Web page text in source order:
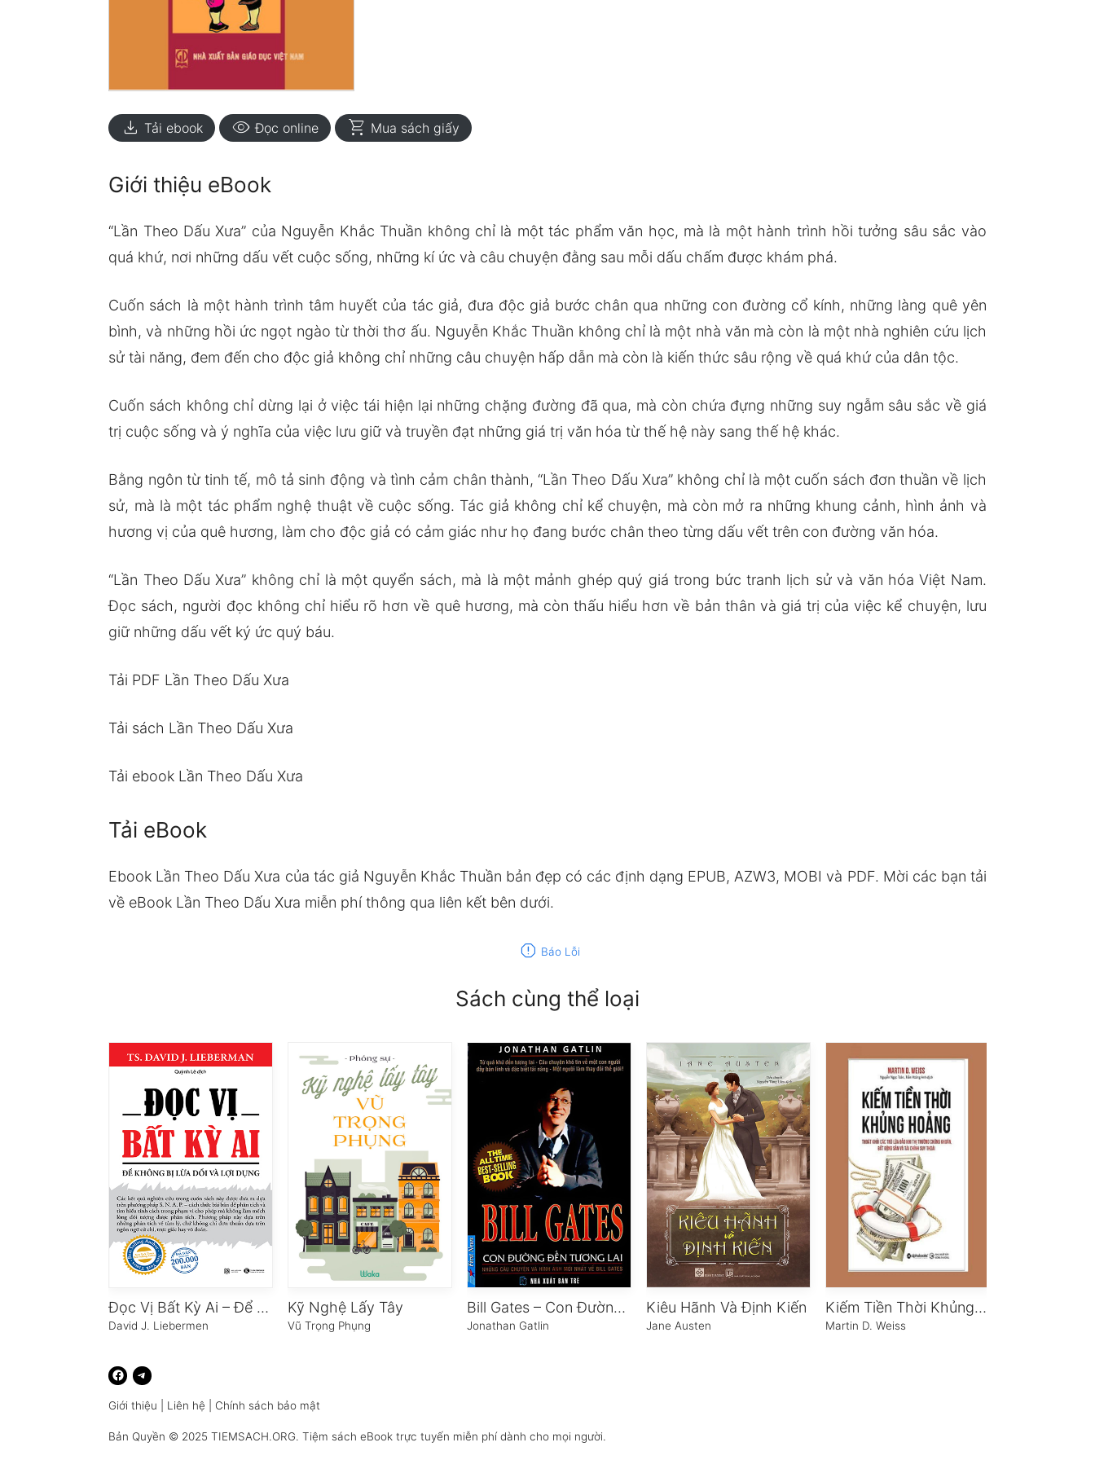
download Tải ebook visibility Đọc online shopping_cart Mua sách giấy
Giới thiệu eBook
“Lần Theo Dấu Xưa” của Nguyễn Khắc Thuần không chỉ là một tác phẩm văn học, mà là một hành trình hồi tưởng sâu sắc vào
quá khứ, nơi những dấu vết cuộc sống, những kí ức và câu chuyện đằng sau mỗi dấu chấm được khám phá.
Cuốn sách là một hành trình tâm huyết của tác giả, đưa độc giả bước chân qua những con đường cổ kính, những làng quê yên
bình, và những hồi ức ngọt ngào từ thời thơ ấu. Nguyễn Khắc Thuần không chỉ là một nhà văn mà còn là một nhà nghiên cứu lịch
sử tài năng, đem đến cho độc giả không chỉ những câu chuyện hấp dẫn mà còn là kiến thức sâu rộng về quá khứ của dân tộc.
Cuốn sách không chỉ dừng lại ở việc tái hiện lại những chặng đường đã qua, mà còn chứa đựng những suy ngẫm sâu sắc về giá
trị cuộc sống và ý nghĩa của việc lưu giữ và truyền đạt những giá trị văn hóa từ thế hệ này sang thế hệ khác.
Bằng ngôn từ tinh tế, mô tả sinh động và tình cảm chân thành, “Lần Theo Dấu Xưa” không chỉ là một cuốn sách đơn thuần về lịch
sử, mà là một tác phẩm nghệ thuật về cuộc sống. Tác giả không chỉ kể chuyện, mà còn mở ra những khung cảnh, hình ảnh và
hương vị của quê hương, làm cho độc giả có cảm giác như họ đang bước chân theo từng dấu vết trên con đường văn hóa.
“Lần Theo Dấu Xưa” không chỉ là một quyển sách, mà là một mảnh ghép quý giá trong bức tranh lịch sử và văn hóa Việt Nam.
Đọc sách, người đọc không chỉ hiểu rõ hơn về quê hương, mà còn thấu hiểu hơn về bản thân và giá trị của việc kể chuyện, lưu
giữ những dấu vết ký ức quý báu.
Tải PDF Lần Theo Dấu Xưa
Tải sách Lần Theo Dấu Xưa
Tải ebook Lần Theo Dấu Xưa
Tải eBook
Ebook Lần Theo Dấu Xưa của tác giả Nguyễn Khắc Thuần bản đẹp có các định dạng EPUB, AZW3, MOBI và PDF. Mời các bạn tải
về eBook Lần Theo Dấu Xưa miễn phí thông qua liên kết bên dưới.
report Báo Lỗi
Sách cùng thể loại
Đọc Vị Bất Kỳ Ai – Để Không Bị Lừa Dối Và Lợi Dụng
David J. Liebermen
Kỹ Nghệ Lấy Tây
Vũ Trọng Phụng
Bill Gates – Con Đường Đến Tương Lai
Jonathan Gatlin
Kiêu Hãnh Và Định Kiến
Jane Austen
Kiếm Tiền Thời Khủng Hoảng
Martin D. Weiss
Giới thiệu Liên hệ Chính sách bảo mật
Bản Quyền © 2025TIEMSACH.ORG. Tiệm sách eBook trực tuyến miễn phí dành cho mọi người.